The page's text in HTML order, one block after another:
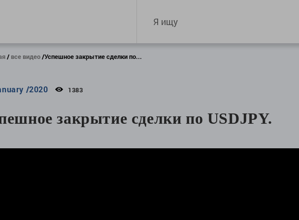
все видео Успешное закрытие сделки по...
/2020 1383
закрытие сделки по USDJPY.